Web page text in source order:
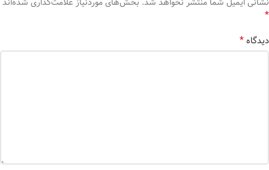
*
دیدگاه*